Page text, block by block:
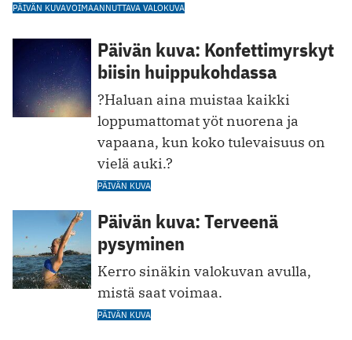
PÄIVÄN KUVAVOIMAANNUTTAVA VALOKUVA
Päivän kuva: Konfettimyrskyt
biisin huippukohdassa
?Haluan aina muistaa kaikki
loppumattomat yöt nuorena ja
vapaana, kun koko tulevaisuus on
vielä auki.?
PÄIVÄN KUVA
Päivän kuva: Terveenä
pysyminen
Kerro sinäkin valokuvan avulla,
mistä saat voimaa.
PÄIVÄN KUVA